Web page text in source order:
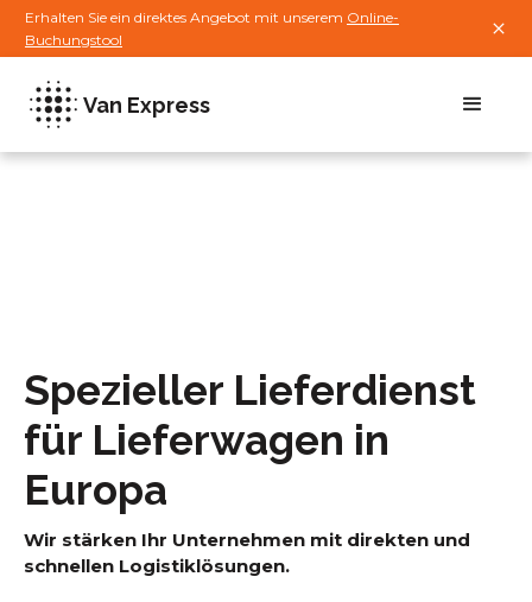
Erhalten Sie ein direktes Angebot mit unserem Online-
Buchungstool
Van Express
Spezieller Lieferdienst
für Lieferwagen in
Europa
Wir stärken Ihr Unternehmen mit direkten und
schnellen Logistiklösungen.